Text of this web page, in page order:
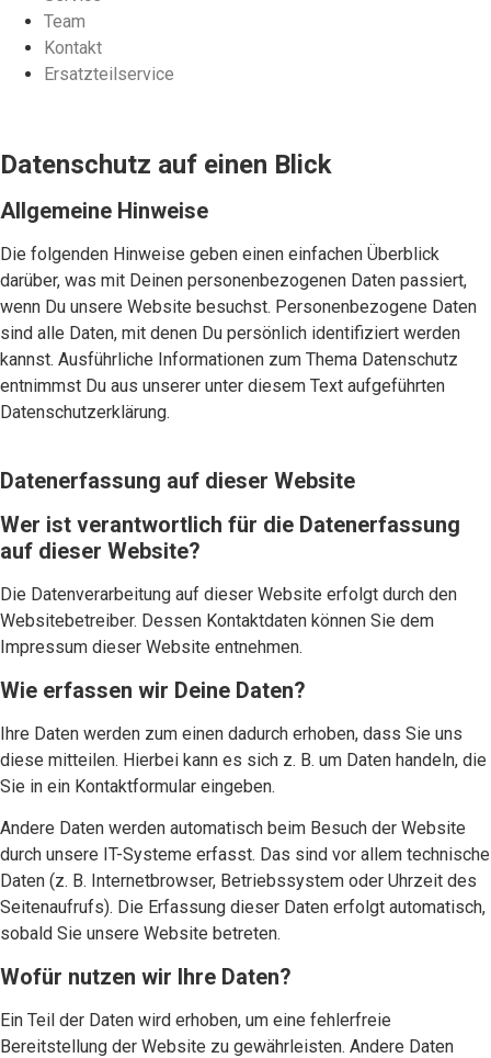
Team
Kontakt
Ersatzteilservice
Datenschutz auf einen Blick
Allgemeine Hinweise
Die folgenden Hinweise geben einen einfachen Überblick
darüber, was mit Deinen personenbezogenen Daten passiert,
wenn Du unsere Website besuchst. Personenbezogene Daten
sind alle Daten, mit denen Du persönlich identifiziert werden
kannst. Ausführliche Informationen zum Thema Datenschutz
entnimmst Du aus unserer unter diesem Text aufgeführten
Datenschutzerklärung.
Datenerfassung auf dieser Website
Wer ist verantwortlich für die Datenerfassung
auf dieser Website?
Die Datenverarbeitung auf dieser Website erfolgt durch den
Websitebetreiber. Dessen Kontaktdaten können Sie dem
Impressum dieser Website entnehmen.
Wie erfassen wir Deine Daten?
Ihre Daten werden zum einen dadurch erhoben, dass Sie uns
diese mitteilen. Hierbei kann es sich z. B. um Daten handeln, die
Sie in ein Kontaktformular eingeben.
Andere Daten werden automatisch beim Besuch der Website
durch unsere IT-Systeme erfasst. Das sind vor allem technische
Daten (z. B. Internetbrowser, Betriebssystem oder Uhrzeit des
Seitenaufrufs). Die Erfassung dieser Daten erfolgt automatisch,
sobald Sie unsere Website betreten.
Wofür nutzen wir Ihre Daten?
Ein Teil der Daten wird erhoben, um eine fehlerfreie
Bereitstellung der Website zu gewährleisten. Andere Daten